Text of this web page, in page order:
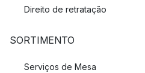
Direito de retratação
SORTIMENTO
Serviços de Mesa